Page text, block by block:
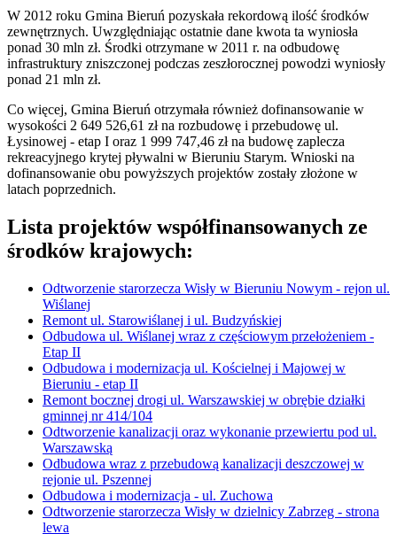
W 2012 roku Gmina Bieruń pozyskała rekordową ilość środków
zewnętrznych. Uwzględniając ostatnie dane kwota ta wyniosła
ponad 30 mln zł. Środki otrzymane w 2011 r. na odbudowę
infrastruktury zniszczonej podczas zeszłorocznej powodzi wyniosły
ponad 21 mln zł.
Co więcej, Gmina Bieruń otrzymała również dofinansowanie w
wysokości 2 649 526,61 zł na rozbudowę i przebudowę ul.
Łysinowej - etap I oraz 1 999 747,46 zł na budowę zaplecza
rekreacyjnego krytej pływalni w Bieruniu Starym. Wnioski na
dofinansowanie obu powyższych projektów zostały złożone w
latach poprzednich.
Lista projektów współfinansowanych ze
środków krajowych:
Odtworzenie starorzecza Wisły w Bieruniu Nowym - rejon ul.
Wiślanej
Remont ul. Starowiślanej i ul. Budzyńskiej
Odbudowa ul. Wiślanej wraz z częściowym przełożeniem -
Etap II
Odbudowa i modernizacja ul. Kościelnej i Majowej w
Bieruniu - etap II
Remont bocznej drogi ul. Warszawskiej w obrębie działki
gminnej nr 414/104
Odtworzenie kanalizacji oraz wykonanie przewiertu pod ul.
Warszawską
Odbudowa wraz z przebudową kanalizacji deszczowej w
rejonie ul. Pszennej
Odbudowa i modernizacja - ul. Zuchowa
Odtworzenie starorzecza Wisły w dzielnicy Zabrzeg - strona
lewa